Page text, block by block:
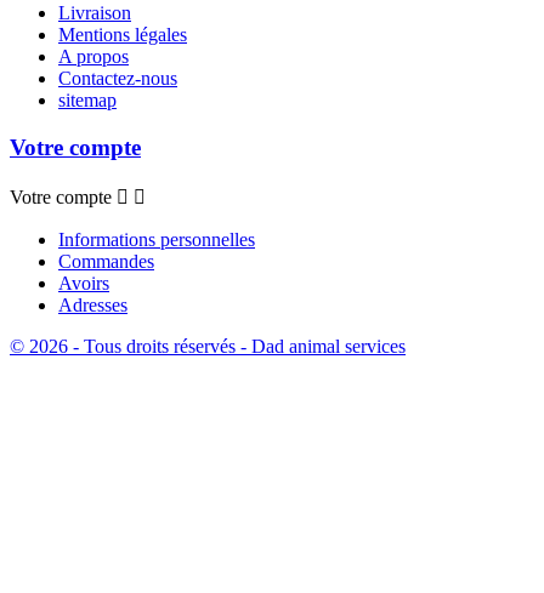
Livraison
Mentions légales
A propos
Contactez-nous
sitemap
Votre compte
Votre compte  
Informations personnelles
Commandes
Avoirs
Adresses
© 2026 - Tous droits réservés - Dad animal services